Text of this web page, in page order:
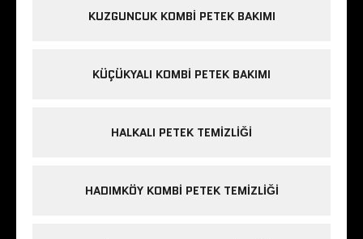
KUZGUNCUK KOMBI PETEK BAKIMI
KÜÇÜKYALI KOMBI PETEK BAKIMI
HALKALI PETEK TEMIZLIĞI
HADIMKÖY KOMBI PETEK TEMIZLIĞI